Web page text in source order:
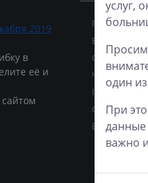
2019
в
её и
Вторник
Среда
Четверг
Пятница
Суббота
Воскресенье
услуг,
один
При
данные
важно